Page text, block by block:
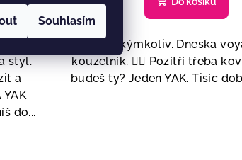
Souhlasím
styl.
a
do...
YAK být kýmkoliv. Dneska
kouzelník. 🧙‍♂️ Pozítří třeba
budeš ty? Jeden YAK. Tisíc